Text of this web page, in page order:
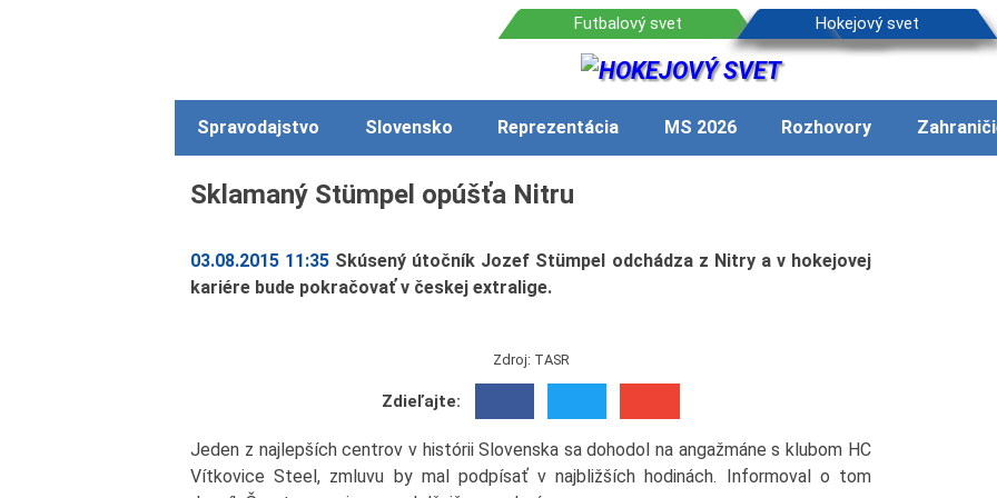
Spravodajstvo Slovensko Reprezentácia MS 2026 Rozhovory
Sklamaný Stümpel opúšťa Nitru
03.08.2015 11:35 Skúsený útočník Jozef Stümpel odchádza z Nitry a v hokejovej
kariére bude pokračovať v českej extralige.
Zdroj: TASR
Zdieľajte:
Jeden z najlepších centrov v histórii Slovenska sa dohodol na angažmáne s klubom HC
Vítkovice Steel, zmluvu by mal podpísať v najbližších hodinách. Informoval o tom